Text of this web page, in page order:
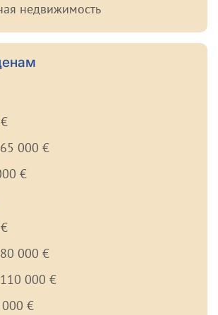
недвижимость
000 €
€
000 €
000 €
€